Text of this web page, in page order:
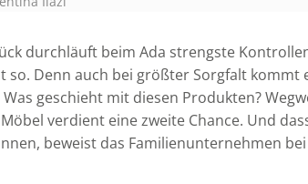
durchläuft beim Ada strengste
so. Denn auch bei größter Sorgfalt kommt
geschieht mit diesen Produkten?
Möbel verdient eine zweite Chance. Und
beweist das Familienunternehmen